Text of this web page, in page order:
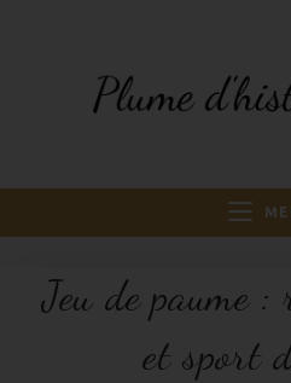
Jeu de paume
et sport